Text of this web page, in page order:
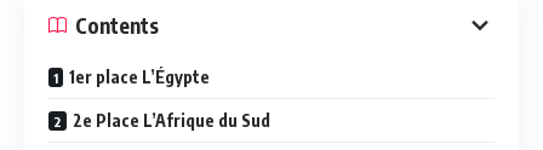
Contents
1er place L’Égypte
2e Place L’Afrique du Sud